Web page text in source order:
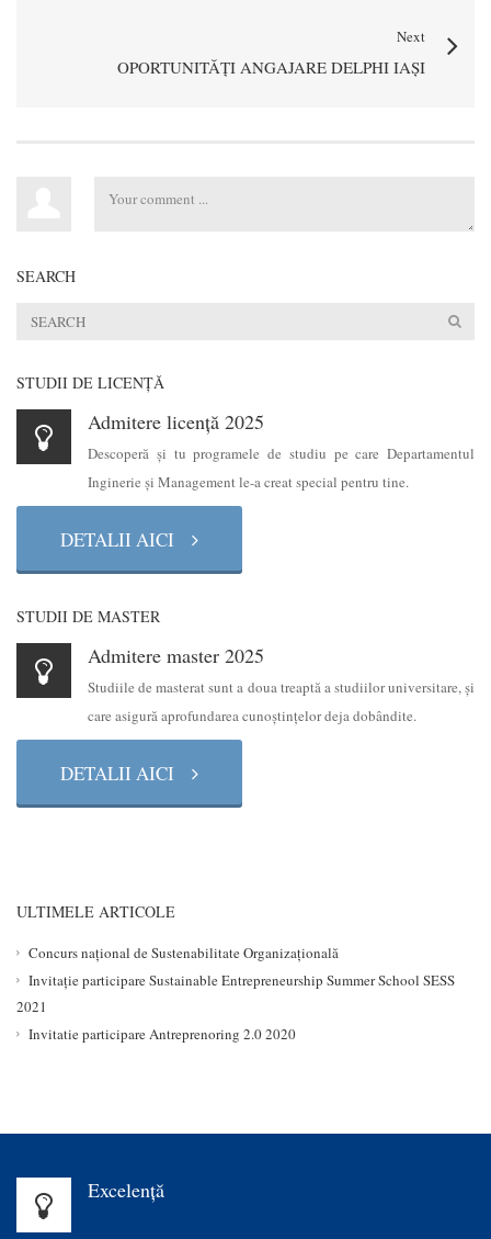
Next
OPORTUNITĂȚI ANGAJARE DELPHI IAȘI
SEARCH
STUDII DE LICENŢĂ
Admitere licență 2025
Descoperă şi tu programele de studiu pe care Departamentul
Inginerie şi Management le-a creat special pentru tine.
DETALII AICI
STUDII DE MASTER
Admitere master 2025
Studiile de masterat sunt a doua treaptă a studiilor universitare, şi
care asigură aprofundarea cunoştinţelor deja dobândite.
DETALII AICI
ULTIMELE ARTICOLE
Concurs național de Sustenabilitate Organizațională
Invitație participare Sustainable Entrepreneurship Summer School SESS
2021
Invitatie participare Antreprenoring 2.0 2020
Excelenţă